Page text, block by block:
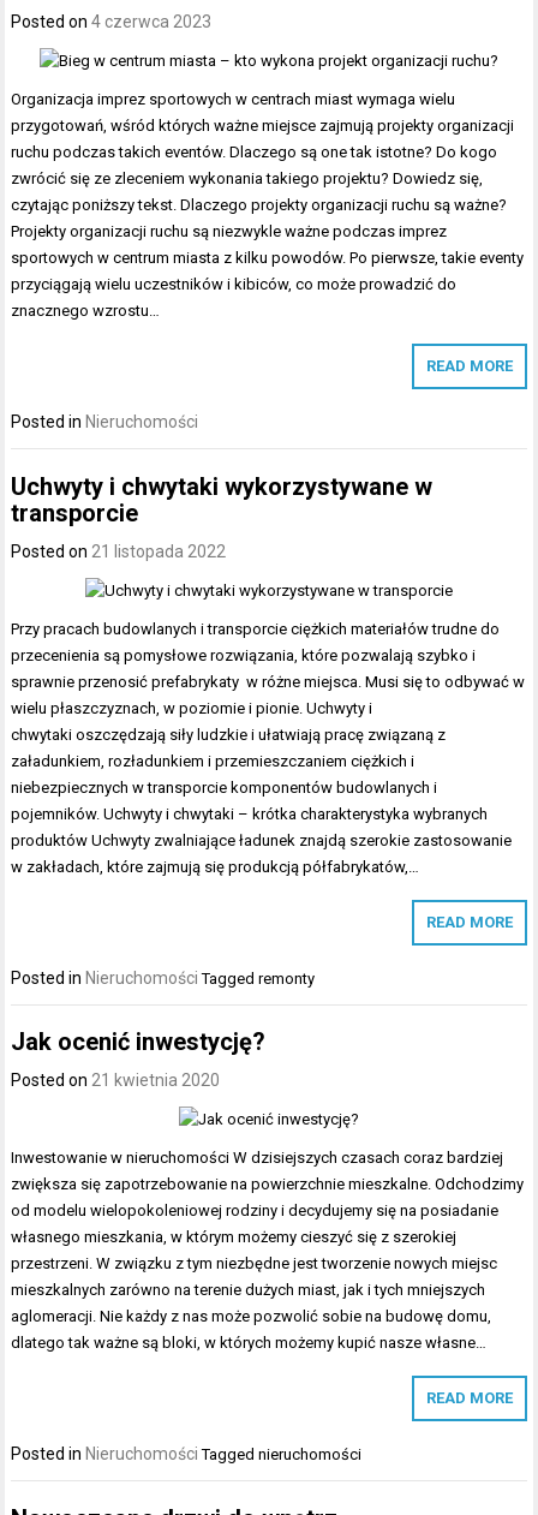
Posted on4 czerwca 2023
Organizacja imprez sportowych w centrach miast wymaga wielu
przygotowań, wśród których ważne miejsce zajmują projekty organizacji
ruchu podczas takich eventów. Dlaczego są one tak istotne? Do kogo
zwrócić się ze zleceniem wykonania takiego projektu? Dowiedz się,
czytając poniższy tekst. Dlaczego projekty organizacji ruchu są ważne?
Projekty organizacji ruchu są niezwykle ważne podczas imprez
sportowych w centrum miasta z kilku powodów. Po pierwsze, takie eventy
przyciągają wielu uczestników i kibiców, co może prowadzić do
znacznego wzrostu…
READ MORE
Posted in Nieruchomości
Uchwyty i chwytaki wykorzystywane w
transporcie
Posted on 21 listopada 2022
Przy pracach budowlanych i transporcie ciężkich materiałów trudne do
przecenienia są pomysłowe rozwiązania, które pozwalają szybko i
sprawnie przenosić prefabrykaty w różne miejsca. Musi się to odbywać w
wielu płaszczyznach, w poziomie i pionie. Uchwyty i
chwytaki oszczędzają siły ludzkie i ułatwiają pracę związaną z
załadunkiem, rozładunkiem i przemieszczaniem ciężkich i
niebezpiecznych w transporcie komponentów budowlanych i
pojemników. Uchwyty i chwytaki – krótka charakterystyka wybranych
produktów Uchwyty zwalniające ładunek znajdą szerokie zastosowanie
w zakładach, które zajmują się produkcją półfabrykatów,…
READ MORE
Posted in Nieruchomości Taggedremonty
Jak ocenić inwestycję?
Posted on21 kwietnia 2020
Inwestowanie w nieruchomości W dzisiejszych czasach coraz bardziej
zwiększa się zapotrzebowanie na powierzchnie mieszkalne. Odchodzimy
od modelu wielopokoleniowej rodziny i decydujemy się na posiadanie
własnego mieszkania, w którym możemy cieszyć się z szerokiej
przestrzeni. W związku z tym niezbędne jest tworzenie nowych miejsc
mieszkalnych zarówno na terenie dużych miast, jak i tych mniejszych
aglomeracji. Nie każdy z nas może pozwolić sobie na budowę domu,
dlatego tak ważne są bloki, w których możemy kupić nasze własne…
READ MORE
Posted in Nieruchomości Taggednieruchomości